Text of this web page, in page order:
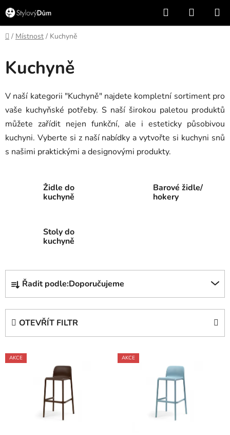
Přejít
na
obsah
Hledat
KOŠÍK
Domů
/ Místnost / Kuchyně
Kuchyně
V naší kategorii "Kuchyně" najdete kompletní sortiment pro
vaše kuchyňské potřeby. S naší širokou paletou produktů
můžete zařídit nejen funkční, ale i esteticky působivou
kuchyni. Vyberte si z naší nabídky a vytvořte si kuchyni snů
s našimi praktickými a designovými produkty.
Židle do
kuchyně
Barové židle/
hokery
Stoly do
kuchyně
Ř
z
p
Řadit podle:Doporučujeme
OTEVŘÍT FILTR
V
ý
AKCE AKCE